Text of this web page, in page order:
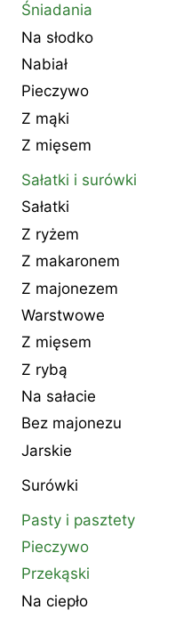
Śniadania
Na słodko
Nabiał
Pieczywo
Z mąki
Z mięsem
Sałatki i surówki
Sałatki
Z ryżem
Z makaronem
Z majonezem
Warstwowe
Z mięsem
Z rybą
Na sałacie
Bez majonezu
Jarskie
Surówki
Pasty i pasztety
Pieczywo
Przekąski
Na ciepło